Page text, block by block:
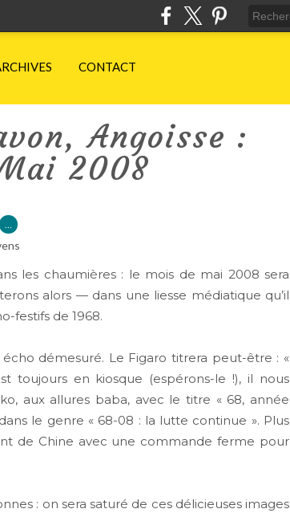
CONTACT
Angoisse :
2008
…
les chaumières : le mois de mai 2008 sera
alors — dans une liesse médiatique qu’il
festifs de 1968.
démesuré. Le Figaro titrera peut-être : «
toujours en kiosque (espérons-le !), il nous
aux allures baba, avec le titre « 68, année
le genre « 68-08 : la lutte continue ». Plus
de Chine avec une commande ferme pour
: on sera saturé de ces délicieuses images